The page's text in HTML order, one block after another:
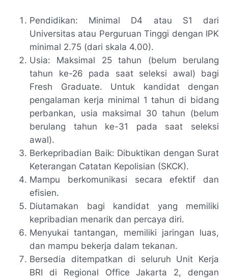
Pendidikan: Minimal D4 atau S1 dari
Universitas atau Perguruan Tinggi dengan IPK
minimal 2.75 (dari skala 4.00).
Usia: Maksimal 25 tahun (belum berulang
tahun ke-26 pada saat seleksi awal) bagi
Fresh Graduate. Untuk kandidat dengan
pengalaman kerja minimal 1 tahun di bidang
perbankan, usia maksimal 30 tahun (belum
berulang tahun ke-31 pada saat seleksi
awal).
Berkepribadian Baik: Dibuktikan dengan Surat
Keterangan Catatan Kepolisian (SKCK).
Mampu berkomunikasi secara efektif dan
efisien.
Diutamakan bagi kandidat yang memiliki
kepribadian menarik dan percaya diri.
Menyukai tantangan, memiliki jaringan luas,
dan mampu bekerja dalam tekanan.
Bersedia ditempatkan di seluruh Unit Kerja
BRI di Regional Office Jakarta 2, dengan